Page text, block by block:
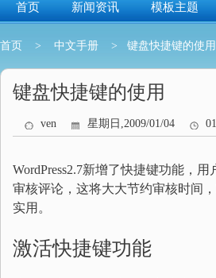
首页 新闻资讯 模板主题
首页 > 中文手册 > 键盘快捷键的使用
键盘快捷键的使用
ven 星期日,2009/01/04
WordPress2.7新增了快捷键功能，
审核评论，这将大大节约审核时间
实用。
激活快捷键功能